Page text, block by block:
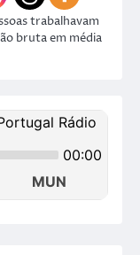
trabalhavam
bruta em média